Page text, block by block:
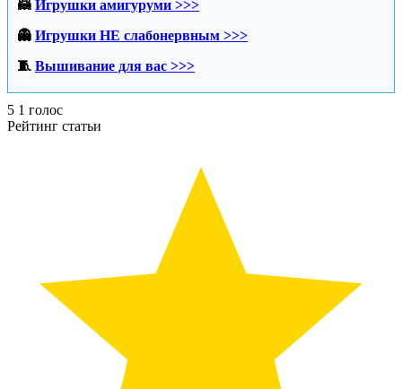
🦝 Игрушки амигуруми >>>
👻 Игрушки НЕ слабонервным >>>
🧵 Вышивание для вас >>>
5 1 голос
Рейтинг статьи